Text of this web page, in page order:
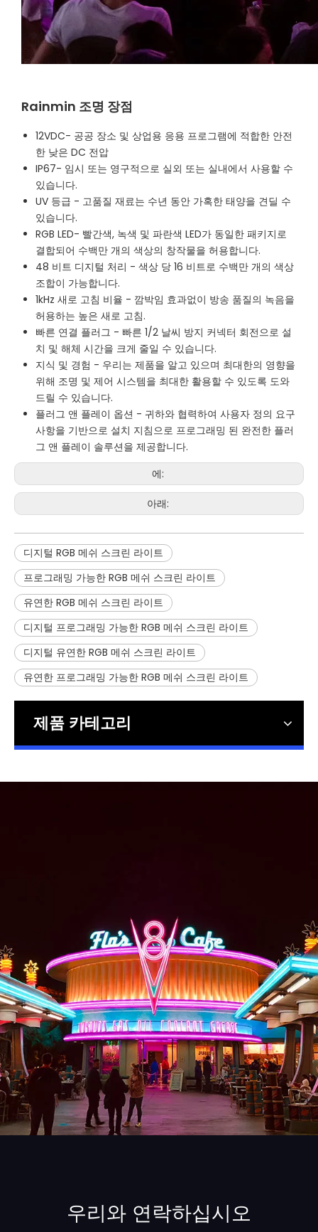
Rainmin 조명 장점
12VDC- 공공 장소 및 상업용 응용 프로그램에 적합한 안전
한 낮은 DC 전압
IP67- 임시 또는 영구적으로 실외 또는 실내에서 사용할 수
있습니다.
UV 등급 - 고품질 재료는 수년 동안 가혹한 태양을 견딜 수
있습니다.
RGB LED- 빨간색, 녹색 및 파란색 LED가 동일한 패키지로
결합되어 수백만 개의 색상의 창작물을 허용합니다.
48 비트 디지털 처리 - 색상 당 16 비트로 수백만 개의 색상
조합이 가능합니다.
1kHz 새로 고침 비율 - 깜박임 효과없이 방송 품질의 녹음을
허용하는 높은 새로 고침.
빠른 연결 플러그 - 빠른 1/2 날씨 방지 커넥터 회전으로 설
치 및 해체 시간을 크게 줄일 수 있습니다.
지식 및 경험 - 우리는 제품을 알고 있으며 최대한의 영향을
위해 조명 및 제어 시스템을 최대한 활용할 수 있도록 도와
드릴 수 있습니다.
플러그 앤 플레이 옵션 - 귀하와 협력하여 사용자 정의 요구
사항을 기반으로 설치 지침으로 프로그래밍 된 완전한 플러
그 앤 플레이 솔루션을 제공합니다.
에:
아래:
디지털 RGB 메쉬 스크린 라이트
프로그래밍 가능한 RGB 메쉬 스크린 라이트
유연한 RGB 메쉬 스크린 라이트
디지털 프로그래밍 가능한 RGB 메쉬 스크린 라이트
디지털 유연한 RGB 메쉬 스크린 라이트
유연한 프로그래밍 가능한 RGB 메쉬 스크린 라이트
제품 카테고리
우리와 연락하십시오